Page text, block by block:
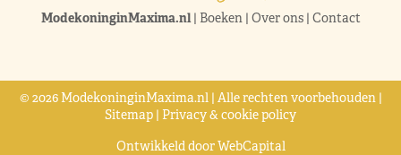
ModekoninginMaxima.nl| Boeken| Over ons| Contact
© 2026 ModekoninginMaxima.nl | Alle rechten voorbehouden |
Sitemap | Privacy & cookie policy
Ontwikkeld doorWebCapital